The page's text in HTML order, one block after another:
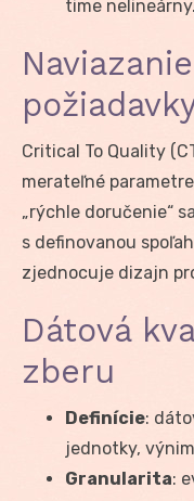
time nelineárny.
Critical To Quality
merateľné
„rýchle doručenie“
s definovanou
zjednocuje dizajn
Dátová
zberu
Definície:
jednotky,
Granularita: